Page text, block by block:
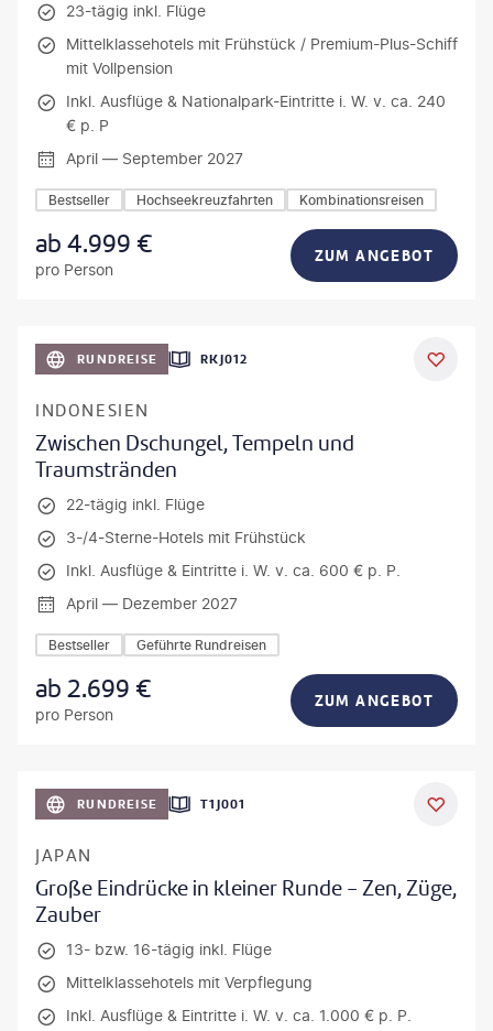
23-tägig inkl. Flüge
Mittelklassehotels mit Frühstück / Premium-Plus-Schiff
mit Vollpension
Inkl. Ausflüge & Nationalpark-Eintritte i. W. v. ca. 240
€ p. P
April — September 2027
Bestseller Hochseekreuzfahrten Kombinationsreisen
ab4.999 €
pro Person
ZUM ANGEBOT
RUNDREISE RKJ012
INDONESIEN
Zwischen Dschungel, Tempeln und
Traumstränden
22-tägig inkl. Flüge
3-/4-Sterne-Hotels mit Frühstück
Inkl. Ausflüge & Eintritte i. W. v. ca. 600 € p. P.
April — Dezember 2027
Bestseller Geführte Rundreisen
ab2.699 €
pro Person
ZUM ANGEBOT
RUNDREISE T1J001
JAPAN
Große Eindrücke in kleiner Runde - Zen, Züge,
Zauber
13- bzw. 16-tägig inkl. Flüge
Mittelklassehotels mit Verpflegung
Inkl. Ausflüge & Eintritte i. W. v. ca. 1.000 € p. P.